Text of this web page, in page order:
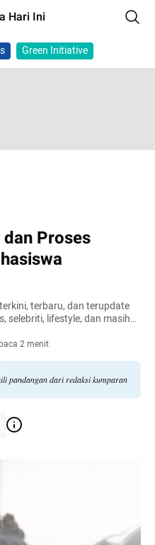
Hari Ini
Green Initiative
Proses
terbaru, dan terupdate
selebriti, lifestyle, dan masih
2 menit
pandangan dari redaksi kumparan